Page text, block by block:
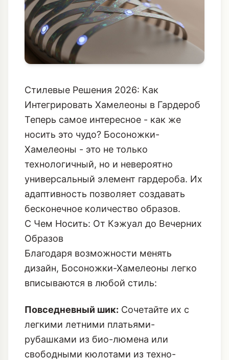
Стилевые Решения 2026: Как
Интегрировать Хамелеоны в Гардероб
Теперь самое интересное - как же
носить это чудо? Босоножки-
Хамелеоны - это не только
технологичный, но и невероятно
универсальный элемент гардероба. Их
адаптивность позволяет создавать
бесконечное количество образов.
С Чем Носить: От Кэжуал до Вечерних
Образов
Благодаря возможности менять
дизайн, Босоножки-Хамелеоны легко
вписываются в любой стиль:
Повседневный шик: Сочетайте их с
легкими летними платьями-
рубашками из био-люмена или
свободными кюлотами из техно-